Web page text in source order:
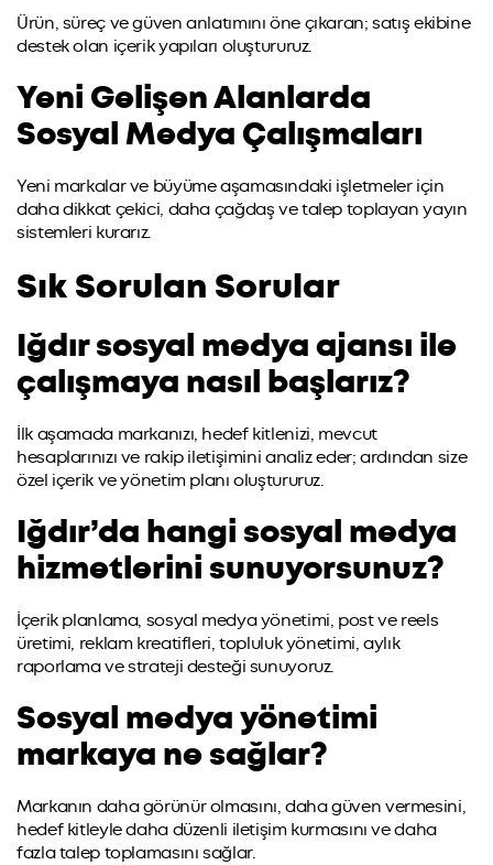
Ürün, süreç ve güven anlatımını öne çıkaran; satış ekibine
destek olan içerik yapıları oluştururuz.
Yeni Gelişen Alanlarda
Sosyal Medya Çalışmaları
Yeni markalar ve büyüme aşamasındaki işletmeler için
daha dikkat çekici, daha çağdaş ve talep toplayan yayın
sistemleri kurarız.
Sık Sorulan Sorular
Iğdır sosyal medya ajansı ile
çalışmaya nasıl başlarız?
İlk aşamada markanızı, hedef kitlenizi, mevcut
hesaplarınızı ve rakip iletişimini analiz eder; ardından size
özel içerik ve yönetim planı oluştururuz.
Iğdır’da hangi sosyal medya
hizmetlerini sunuyorsunuz?
İçerik planlama, sosyal medya yönetimi, post ve reels
üretimi, reklam kreatifleri, topluluk yönetimi, aylık
raporlama ve strateji desteği sunuyoruz.
Sosyal medya yönetimi
markaya ne sağlar?
Markanın daha görünür olmasını, daha güven vermesini,
hedef kitleyle daha düzenli iletişim kurmasını ve daha
fazla talep toplamasını sağlar.